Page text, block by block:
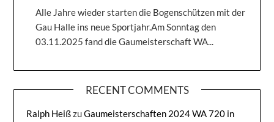
Alle Jahre wieder starten die Bogenschützen mit der
Gau Halle ins neue Sportjahr.Am Sonntag den
03.11.2025 fand die Gaumeisterschaft WA...
RECENT COMMENTS
Ralph HeißzuGaumeisterschaften 2024 WA 720 in